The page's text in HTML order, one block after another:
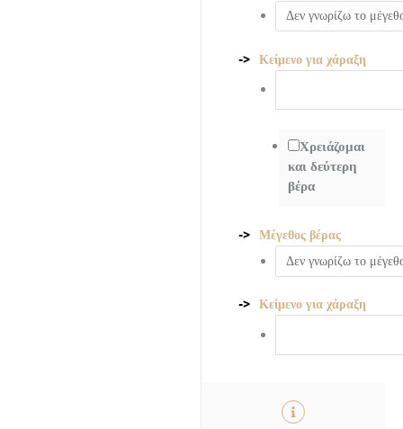
Κείμενο για χάραξη
Χρειάζομαι
και δεύτερη
βέρα
Μέγεθος βέρας
Κείμενο για χάραξη